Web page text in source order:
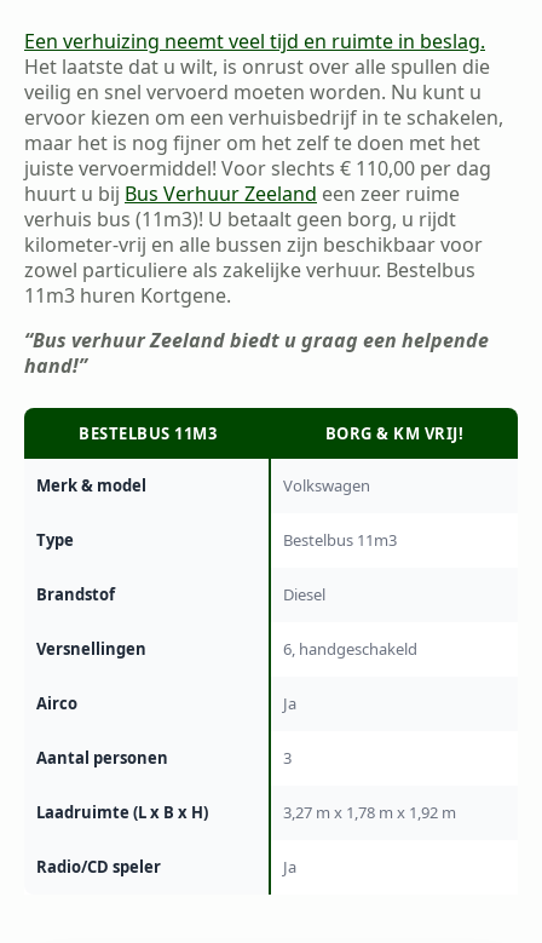
Een verhuizing neemt veel tijd en ruimte in beslag.
Het laatste dat u wilt, is onrust over alle spullen die
veilig en snel vervoerd moeten worden. Nu kunt u
ervoor kiezen om een verhuisbedrijf in te schakelen,
maar het is nog fijner om het zelf te doen met het
juiste vervoermiddel! Voor slechts € 110,00 per dag
huurt u bij Bus Verhuur Zeeland een zeer ruime
verhuis bus (11m3)! U betaalt geen borg, u rijdt
kilometer-vrij en alle bussen zijn beschikbaar voor
zowel particuliere als zakelijke verhuur. Bestelbus
11m3 huren Kortgene.
“Bus verhuur Zeeland biedt u graag een helpende
hand!”
BESTELBUS 11M3 BORG & KM VRIJ!
Merk & model Volkswagen
Type Bestelbus 11m3
Brandstof Diesel
Versnellingen 6, handgeschakeld
Airco Ja
Aantal personen 3
Laadruimte (L x B x H) 3,27 m x 1,78 m x 1,92 m
Radio/CD speler Ja